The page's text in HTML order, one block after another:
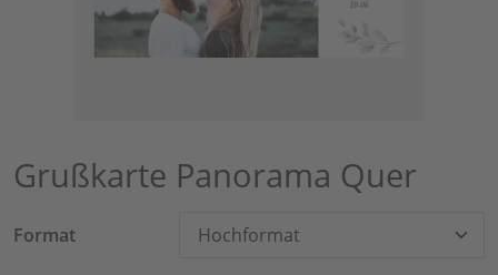
Grußkarte Panorama Quer
Format Hochformat